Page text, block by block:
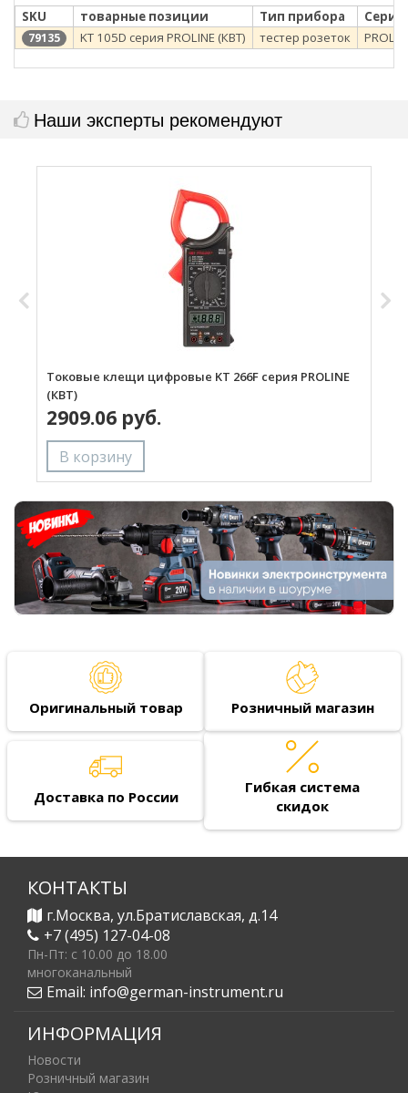
SKU товарные позиции Тип прибора Серия
79135 KT 105D серия PROLINE (КВТ) тестер розеток
Наши эксперты рекомендуют
Токовые клещи цифровые KT 266F серия PROLINE
(КВТ)
2909.06 руб.
Оригинальный товар Розничный магазин
Доставка по России
Гибкая система
скидок
КОНТАКТЫ
г.Москва, ул.Братиславская, д.14
+7 (495) 127-04-08
Пн-Пт: c 10.00 до 18.00
многоканальный
Email: info@german-instrument.ru
ИНФОРМАЦИЯ
Новости
Розничный магазин